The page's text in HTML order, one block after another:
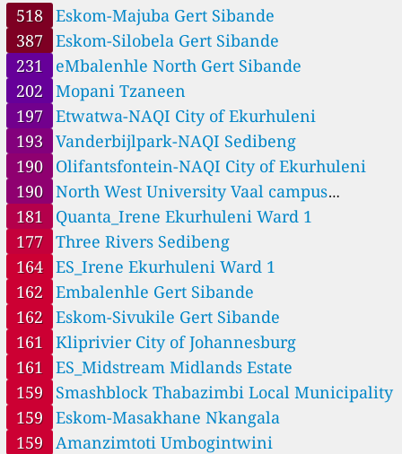
137 Eskom-Marapong, Waterberg, South Africa
159
Eskom-Masakhane, Nkangala, South Africa
46 Eskom-Medupi, Waterberg, South Africa
153 Eskom-Phola, Nkangala, South Africa
127 Eskom-Randwater, Sedibeng, South Africa
387 Eskom-Silobela, Gert Sibande, South Africa
162 Eskom-Sivukile, Gert Sibande, South Africa
197 Etwatwa-NAQI, City of Ekurhuleni, South Africa
0
Felixton - RBCAA, King Cetshwayo, South Africa
31 Foreshore-NAQI, City of Cape Town, South Africa
26 Fridge Plant, Swartklip, South Africa
6
George-NAQI, Garden Route, South Africa
6
Gompo, Buffalo City Metro, South Africa
--
Good Hope School, Polokwane, South Africa
17 Goodwood-NAQI, City of Cape Town, South Africa
Hambanathi Tongaat, eThekwini Metro, South Africa
89 Hammanskraal, City of Tshwane, South Africa
80 Hendrina - SAWS, Nkangala, South Africa
--
Hermanus, Overberg, South Africa
18 Hostel, Swartklip, South Africa
--
4 วัน
Ivory Park, City of Johannesburg, South Africa
--
Jabavu-NAQI, City of Johannesburg, South Africa
--
Kanana, Dr Kenneth Kaunda, South Africa
518
Eskom-Majuba Gert Sibande
387
Eskom-Silobela Gert Sibande
231
eMbalenhle North Gert Sibande
202
Mopani Tzaneen
197
Etwatwa-NAQI City of Ekurhuleni
193
Vanderbijlpark-NAQI Sedibeng
190
Olifantsfontein-NAQI City of Ekurhuleni
190
North West University Vaal campus
Sedibeng
181
Quanta_Irene Ekurhuleni Ward 1
177
Three Rivers Sedibeng
164
ES_Irene Ekurhuleni Ward 1
162
Embalenhle Gert Sibande
162
Eskom-Sivukile Gert Sibande
161
Kliprivier City of Johannesburg
161
ES_Midstream Midlands Estate
159
Smashblock Thabazimbi Local Municipality
159
Eskom-Masakhane Nkangala
159
Amanzimtoti Umbogintwini